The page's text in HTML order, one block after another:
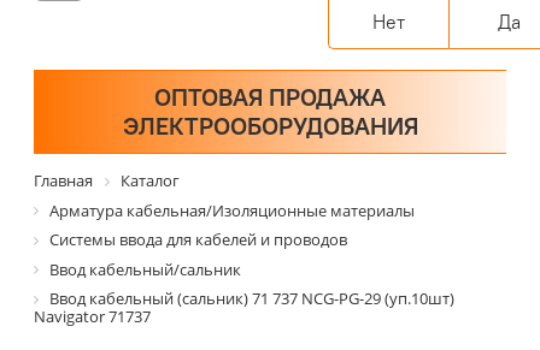
Персональный раздел
ОПТОВАЯ ПРОДАЖА
ЭЛЕКТРООБОРУДОВАНИЯ
Главная
Каталог
Арматура кабельная/Изоляционные материалы
Системы ввода для кабелей и проводов
Ввод кабельный/сальник
Ввод кабельный (сальник) 71 737 NCG-PG-29 (уп.10шт)
Navigator 71737
Нет Да